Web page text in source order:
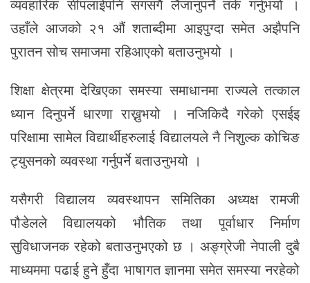
उहाँले आजको २१ औं शताब्दीमा आइपुग्दा समेत अझैपनि
पुरातन सोच समाजमा रहिआएको बताउनुभयो ।
शिक्षा क्षेत्रमा देखिएका समस्या समाधानमा राज्यले तत्काल
ध्यान दिनुपर्ने धारणा राख्नुभयो । नजिकिदै गरेको एसईइ
परिक्षामा सामेल विद्यार्थीहरुलाई विद्यालयले नै निशुल्क कोचिङ
ट्युसनको व्यवस्था गर्नुपर्ने बताउनुभयो ।
यसैगरी विद्यालय व्यवस्थापन समितिका अध्यक्ष रामजी
पौडेलले विद्यालयको भौतिक तथा पूर्वाधार निर्माण
सुविधाजनक रहेको बताउनुभएको छ । अङ्ग्रेजी नेपाली दुबै
माध्यममा पढाई हुने हुँदा भाषागत ज्ञानमा समेत समस्या नरहेको